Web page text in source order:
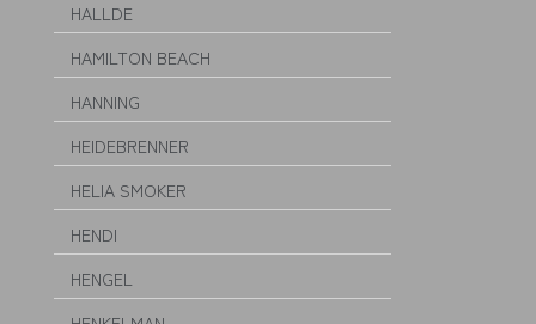
HALLDE
HAMILTON BEACH
HANNING
HEIDEBRENNER
HELIA SMOKER
HENDI
HENGEL